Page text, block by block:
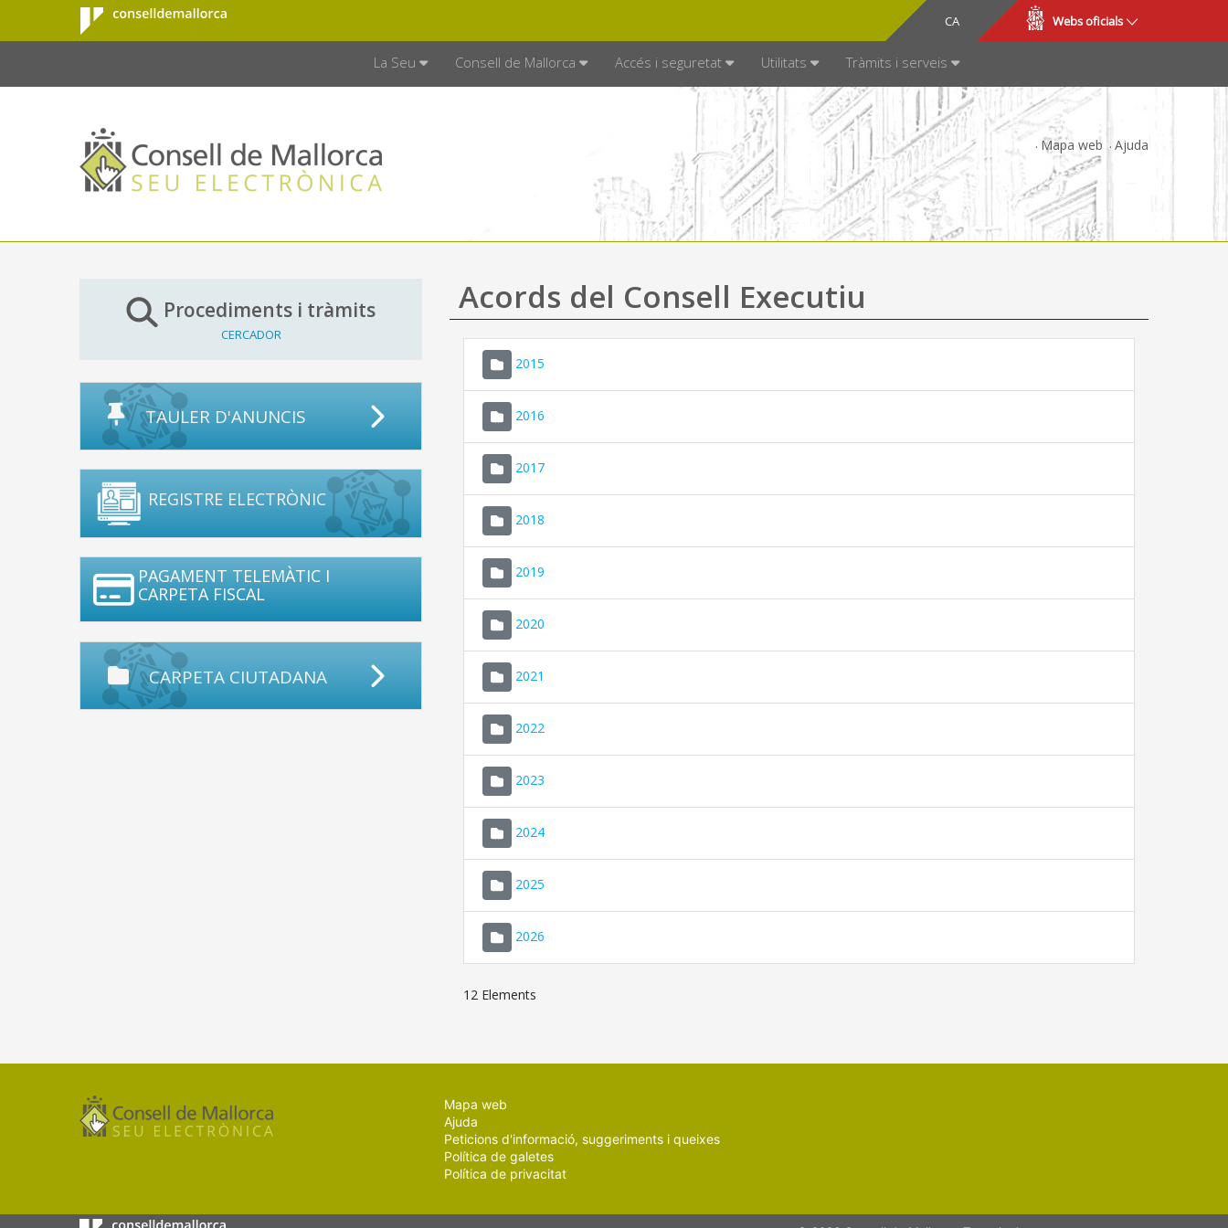
Salta al contingut principal
Consell de
Mallorca
CA
ES Webs oficials
La Seu Consell de Mallorca Accés i seguretat Utilitats Tràmits i serveis
Mapa web Ajuda
Procediments i tràmits
CERCADOR
TAULER D'ANUNCIS
REGISTRE ELECTRÒNIC
PAGAMENT TELEMÀTIC I
CARPETA FISCAL
CARPETA CIUTADANA
Acords del Consell Executiu
2015
2016
2017
2018
2019
2020
2021
2022
2023
2024
2025
2026
12 Elements
Mapa web
Ajuda
Peticions d'informació, suggeriments i queixes
Política de galetes
Política de privacitat